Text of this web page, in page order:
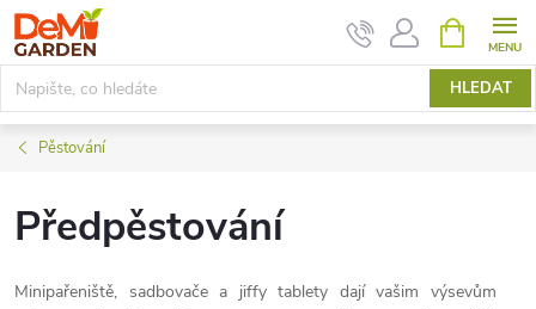
Přejít
na
obsah
HLEDAT
NÁKUPNÍ
KOŠÍK
Pěstování
Předpěstování
Minipařeniště, sadbovače a jiffy tablety dají vašim výsevům